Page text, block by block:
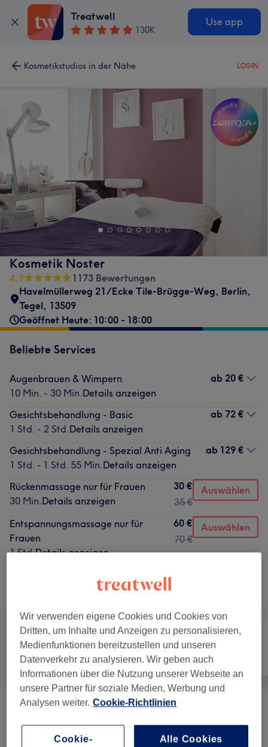
Treatwell
130K
Use app
Kosmetikstudios in der Nähe LOGIN
Kosmetik Noster
4,9
1173 Bewertungen
Havelmüllerweg 21/Ecke Tile-Brügge-Weg, Berlin,
Tegel, 13509
Geöffnet Heute: 10:00 - 18:00
Beliebte Services
Augenbrauen & Wimpern
10 Min. - 30 Min.Details anzeigen
ab 20 €
Gesichtsbehandlung - Basic
1 Std. - 2 Std.Details anzeigen
ab 72 €
Gesichtsbehandlung - Spezial Anti Aging
1 Std. - 1 Std. 55 Min.Details anzeigen
ab 129 €
Rückenmassage nur für Frauen
30 Min.Details anzeigen
30 €
35 €
Auswählen
Entspannungsmassage nur für
Frauen
1 Std.Details anzeigen
60 €
70 €
Auswählen
Alle Gesicht
Augenbrauen- & Wimpernbehandlung (1) ab 20 €
Wir verwenden eigene Cookies und Cookies von
Dritten, um Inhalte und Anzeigen zu personalisieren,
Medienfunktionen bereitzustellen und unseren
Datenverkehr zu analysieren. Wir geben auch
Informationen über die Nutzung unserer Webseite an
unsere Partner für soziale Medien, Werbung und
Analysen weiter. Cookie-Richtlinien
Cookie-
Alle Cookies